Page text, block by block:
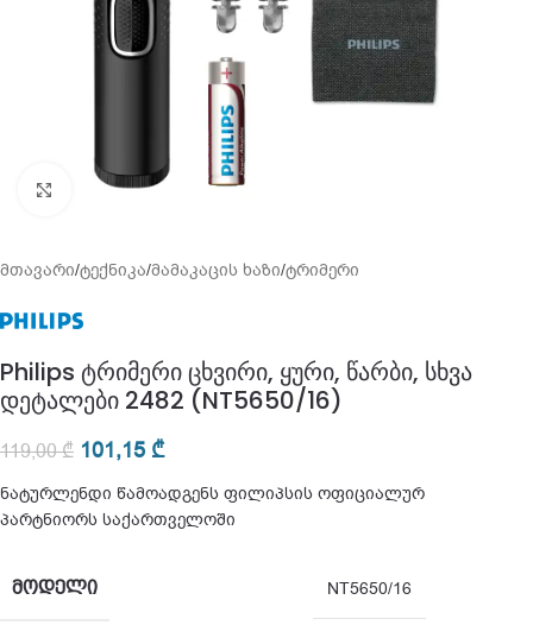
გადიდება
მთავარი/ტექნიკა/მამაკაცის ხაზი/ტრიმერი
Philips ტრიმერი ცხვირი, ყური, წარბი, სხვა
დეტალები 2482 (NT5650/16)
119,00₾ 101,15 ₾
ნატურლენდი წამოადგენს ფილიპსის ოფიციალურ
პარტნიორს საქართველოში
ᲛᲝᲓᲔᲚᲘ NT5650/16